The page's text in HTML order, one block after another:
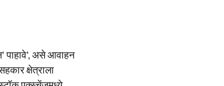
पाहावे', असे आवाहन
क्षेत्राला